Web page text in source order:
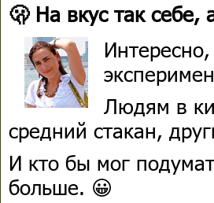
🫢 На вкус так себе,
Людям в
средний стакан,
И кто бы мог
больше. 😀